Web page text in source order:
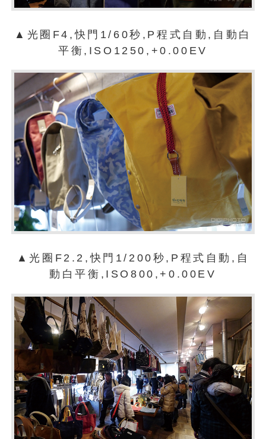
▲光圈F4,快門1/60秒,P程式自動,自動白
平衡,ISO1250,+0.00EV
▲光圈F2.2,快門1/200秒,P程式自動,自
動白平衡,ISO800,+0.00EV